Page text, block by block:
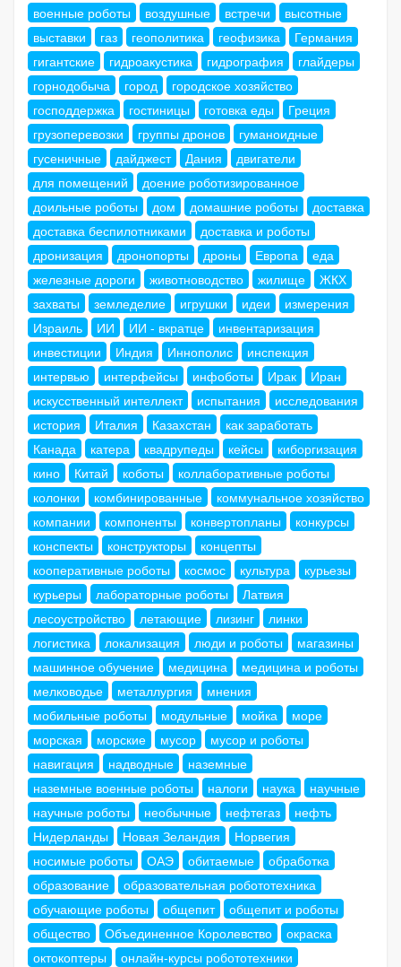
военные роботы воздушные встречи
высотные
выставки
газ геополитика геофизика
Германия
гигантские
гидроакустика гидрография
глайдеры
горнодобыча
город
городское хозяйство
господдержка
гостиницы готовка еды
Греция
грузоперевозки
группы дронов
гуманоидные
гусеничные
дайджест Дания
двигатели
для помещений
доение роботизированное
доильные роботы
дом домашние роботы
доставка
доставка беспилотниками
доставка и роботы
дронизация
дронопорты дроны Европа
еда
железные дороги
животноводство жилище
ЖКХ
захваты
земледелие игрушки идеи
измерения
Израиль
ИИ ИИ - вкратце
инвентаризация
инвестиции
Индия Иннополис
инспекция
интервью
интерфейсы инфоботы Ирак
Иран
искусственный интеллект
испытания
исследования
история
Италия Казахстан
как заработать
Канада
катера квадрупеды кейсы
киборгизация
кино
Китай коботы
коллаборативные роботы
колонки
комбинированные
коммунальное хозяйство
компании
компоненты конвертопланы
конкурсы
конспекты
конструкторы
концепты
кооперативные роботы
космос культура
курьезы
курьеры
лабораторные роботы
Латвия
лесоустройство
летающие лизинг
линки
логистика
локализация люди и роботы
магазины
машинное обучение
медицина
медицина и роботы
мелководье
металлургия
мнения
мобильные роботы
модульные мойка
море
морская
морские мусор
мусор и роботы
навигация
надводные
наземные
наземные военные роботы
налоги наука
научные
научные роботы
необычные нефтегаз
нефть
Нидерланды
Новая Зеландия
Норвегия
носимые роботы
ОАЭ обитаемые
обработка
образование
образовательная робототехника
обучающие роботы
общепит
общепит и роботы
общество
Объединенное Королевство
окраска
октокоптеры
онлайн-курсы робототехники